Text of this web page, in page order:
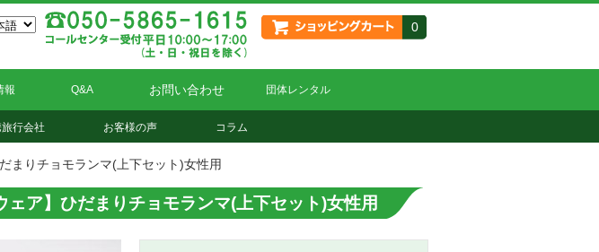
0
報 Q&A お問い合わせ 団体レンタル
行会社 お客様の声 コラム
まりチョモランマ(上下セット)女性用
ェア】ひだまりチョモランマ(上下セット)女性用